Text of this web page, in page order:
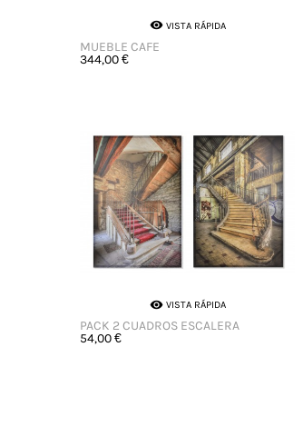
MUEBLE CAFE
344,00 €
VISTA RÁPIDA
PACK 2 CUADROS ESCALERA
54,00 €
VISTA RÁPIDA